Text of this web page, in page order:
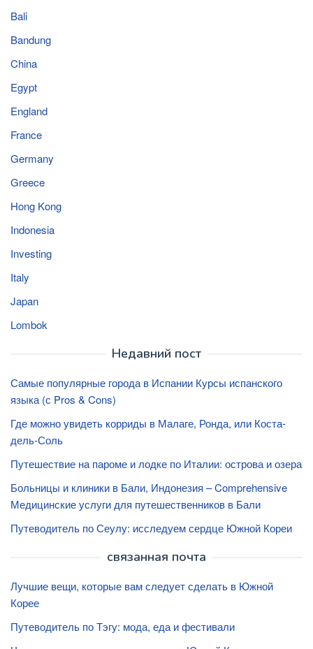
Bali
Bandung
China
Egypt
England
France
Germany
Greece
Hong Kong
Indonesia
Investing
Italy
Japan
Lombok
Недавний пост
Самые популярные города в Испании Курсы испанского
языка (с Pros & Cons)
Где можно увидеть корриды в Малаге, Ронда, или Коста-
дель-Соль
Путешествие на пароме и лодке по Италии: острова и озера
Больницы и клиники в Бали, Индонезия – Comprehensive
Медицинские услуги для путешественников в Бали
Путеводитель по Сеулу: исследуем сердце Южной Кореи
связанная почта
Лучшие вещи, которые вам следует сделать в Южной
Корее
Путеводитель по Тэгу: мода, еда и фестивали